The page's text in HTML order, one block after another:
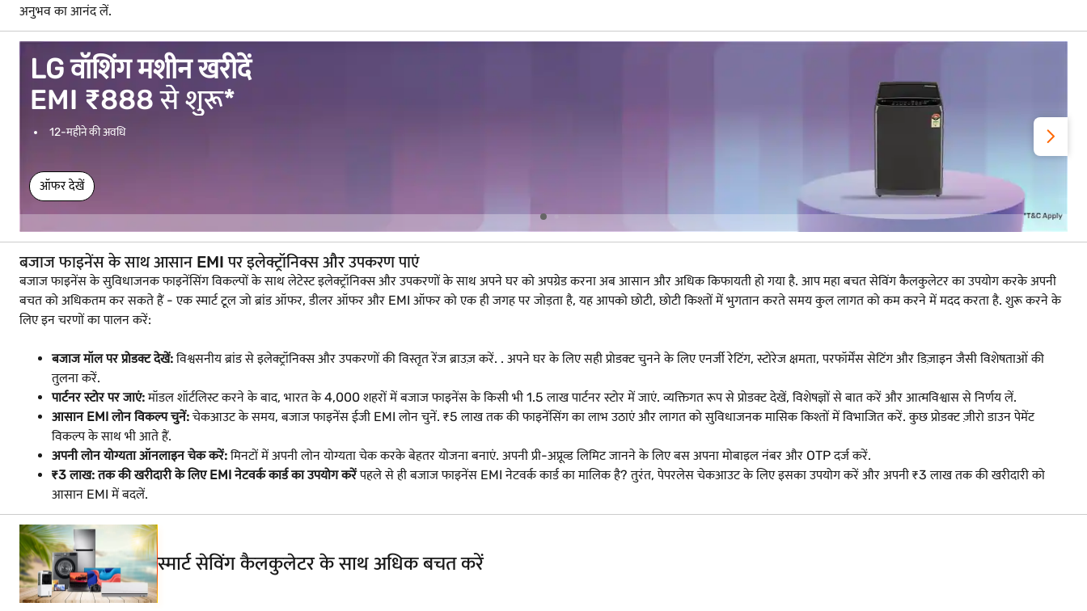
अनुभव का आनंद लें.
LG वॉशिंग मशीन खरीदें
EMI ₹888 से शुरू*
12-महीने की अवधि
ऑफर देखें
बजाज फाइनेंस के साथ आसान EMI पर इलेक्ट्रॉनिक्स और उपकरण पाएं
बजाज फाइनेंस के सुविधाजनक फाइनेंसिंग विकल्पों के साथ लेटेस्ट इलेक्ट्रॉनिक्स और उपकरणों के साथ अपने घर को अपग्रेड करना अब आसान और अधिक किफायती हो गया है. आप महा बचत सेविंग कैलकुलेटर का उपयोग करके अपनी
बचत को अधिकतम कर सकते हैं - एक स्मार्ट टूल जो ब्रांड ऑफर, डीलर ऑफर और EMI ऑफर को एक ही जगह पर जोड़ता है, यह आपको छोटी, छोटी किश्तों में भुगतान करते समय कुल लागत को कम करने में मदद करता है. शुरू करने के
लिए इन चरणों का पालन करें:
बजाज मॉल पर प्रोडक्ट देखें:विश्वसनीय ब्रांड से इलेक्ट्रॉनिक्स और उपकरणों की विस्तृत रेंज ब्राउज़ करें. . अपने घर के लिए सही प्रोडक्ट चुनने के लिए एनर्जी रेटिंग, स्टोरेज क्षमता, परफॉर्मेंस सेटिंग और डिज़ाइन जैसी विशेषताओं की
तुलना करें.
पार्टनर स्टोर पर जाएं:मॉडल शॉर्टलिस्ट करने के बाद, भारत के 4,000 शहरों में बजाज फाइनेंस के किसी भी 1.5 लाख पार्टनर स्टोर में जाएं. व्यक्तिगत रूप से प्रोडक्ट देखें, विशेषज्ञों से बात करें और आत्मविश्वास से निर्णय लें.
आसान EMI लोन विकल्प चुनें:चेकआउट के समय, बजाज फाइनेंस ईजी EMI लोन चुनें. ₹5 लाख तक की फाइनेंसिंग का लाभ उठाएं और लागत को सुविधाजनक मासिक किश्तों में विभाजित करें. कुछ प्रोडक्ट ज़ीरो डाउन पेमेंट
विकल्प के साथ भी आते हैं.
अपनी लोन योग्यता ऑनलाइन चेक करें:मिनटों में अपनी लोन योग्यता चेक करके बेहतर योजना बनाएं. अपनी प्री-अप्रूव्ड लिमिट जानने के लिए बस अपना मोबाइल नंबर और OTP दर्ज करें.
₹3 लाख: तक की खरीदारी के लिए EMI नेटवर्क कार्ड का उपयोग करेंपहले से ही बजाज फाइनेंस EMI नेटवर्क कार्ड का मालिक है? तुरंत, पेपरलेस चेकआउट के लिए इसका उपयोग करें और अपनी ₹3 लाख तक की खरीदारी को
आसान EMI में बदलें.
स्मार्ट सेविंग कैलकुलेटर के साथ अधिक बचत करें